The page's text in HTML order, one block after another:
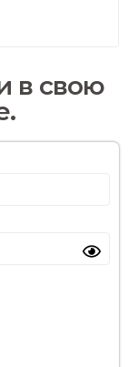
в свою